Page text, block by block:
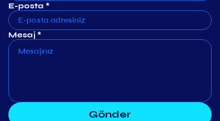
E-posta *
Mesaj *
Gönder